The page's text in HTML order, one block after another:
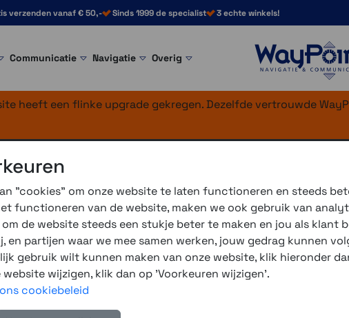
verzenden vanaf € 50,- Sinds 1999 de specialist 3 echte winkels!
Communicatie Navigatie Overig
heeft een flinke upgrade gekregen. Dezelfde vertrouwde
>X-Grip en Quick-Grip
Grip
Al jaren verkopen we veel verschillende producten van
knijper er tussen. Die rubber bol wordt in allerlei varianten
om navigatiesystemen op motoren te monteren. Voor
aanboden bij de navigatiesystemen zien we dat zowel
"cookies" om onze website te laten functioneren en steeds
functioneren van de website, maken we ook gebruik van
de website steeds een stukje beter te maken en jou als klant
en partijen waar we mee samen werken, jouw gedrag kunnen
gebruik wilt kunnen maken van onze website, klik hieronder
wijzigen, klik dan op 'Voorkeuren wijzigen'.
cookiebeleid